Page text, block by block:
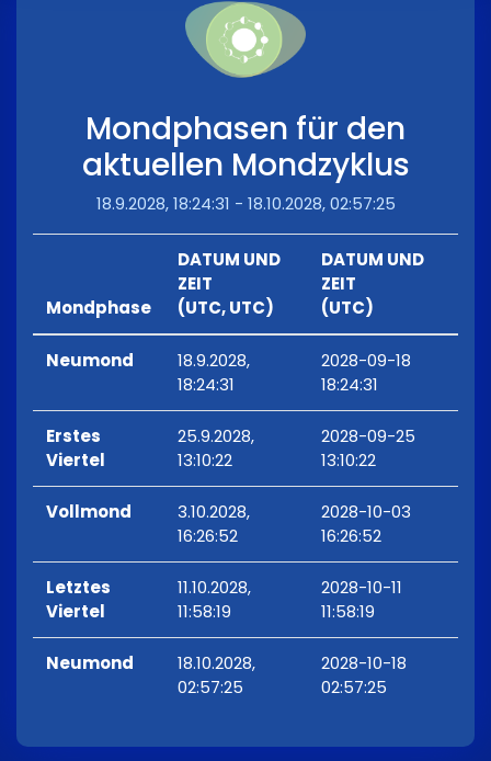
Mondphasen für den
aktuellen Mondzyklus
18.9.2028, 18:24:31 - 18.10.2028, 02:57:25
Mondphase
DATUM UND
ZEIT
(UTC, UTC)
DATUM UND
ZEIT
(UTC)
Neumond
18.9.2028,
18:24:31
2028-09-18
18:24:31
Erstes
Viertel
25.9.2028,
13:10:22
2028-09-25
13:10:22
Vollmond
3.10.2028,
16:26:52
2028-10-03
16:26:52
Letztes
Viertel
11.10.2028,
11:58:19
2028-10-11
11:58:19
Neumond
18.10.2028,
02:57:25
2028-10-18
02:57:25